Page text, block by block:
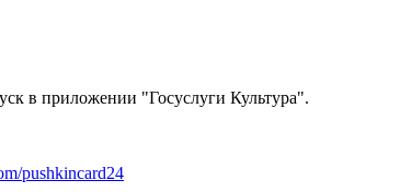
в приложении "Госуслуги Культура".
pushkincard24